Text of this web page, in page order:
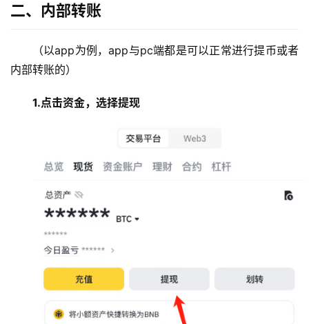
二、内部转账
（以app为例，app与pc端都是可以正常进行提币或者
内部转账的）
1.点击资金，选择提现